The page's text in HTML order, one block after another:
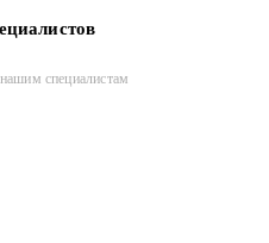
специалистам